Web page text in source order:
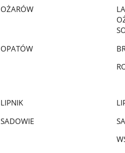
OŻARÓW
OPATÓW
LIPNIK
SADOWIE